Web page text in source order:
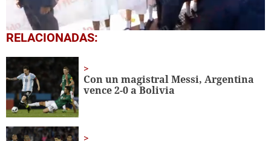
0
seconds
minute,
33
seconds
RELACIONADAS:
Con un magistral Messi, Argentina
vence 2-0 a Bolivia